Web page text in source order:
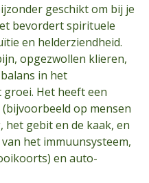
geschikt om bij je
bevordert spirituele
en helderziendheid.
opgezwollen klieren,
in het
Het heeft een
op mensen
het gebit en de kaak, en
het immuunsysteem,
en auto-